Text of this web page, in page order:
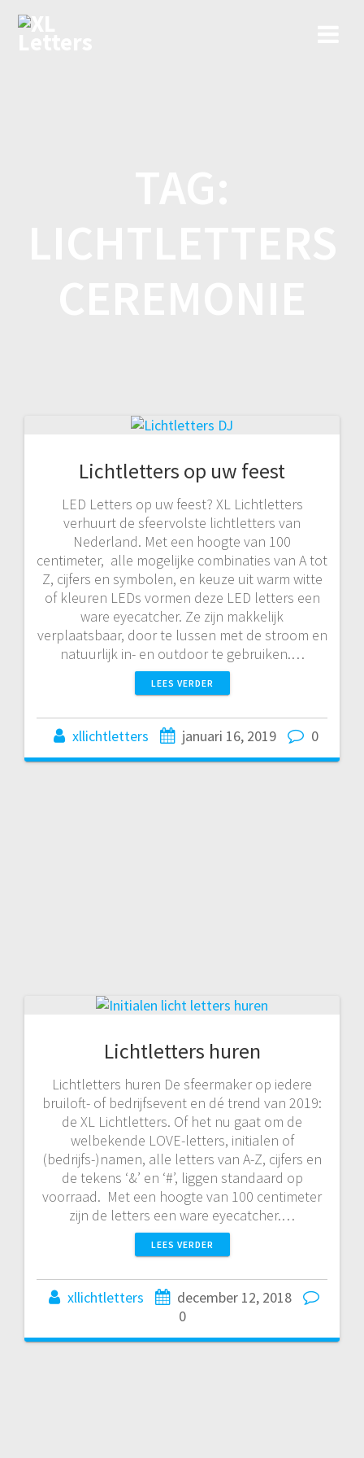
Lichtletters op uw feest
LED Letters op uw feest? XL Lichtletters
verhuurt de sfeervolste lichtletters van
Nederland. Met een hoogte van 100
centimeter, alle mogelijke combinaties van A tot
Z, cijfers en symbolen, en keuze uit warm witte
of kleuren LEDs vormen deze LED letters een
ware eyecatcher. Ze zijn makkelijk
verplaatsbaar, door te lussen met de stroom en
natuurlijk in- en outdoor te gebruiken.…
LEES VERDER
xllichtletters januari 16, 2019 0
Lichtletters huren
Lichtletters huren De sfeermaker op iedere
bruiloft- of bedrijfsevent en dé trend van 2019:
de XL Lichtletters. Of het nu gaat om de
welbekende LOVE-letters, initialen of
(bedrijfs-)namen, alle letters van A-Z, cijfers en
de tekens ‘&’ en ‘#’, liggen standaard op
voorraad. Met een hoogte van 100 centimeter
zijn de letters een ware eyecatcher.…
LEES VERDER
xllichtletters
december 12, 2018
0